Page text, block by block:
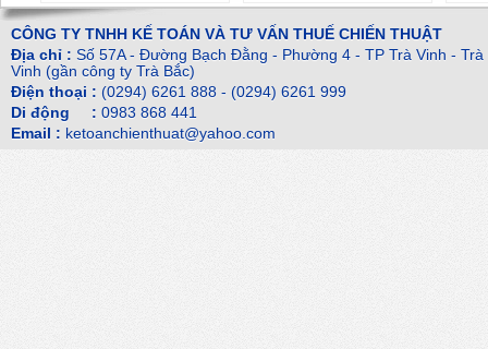
CÔNG TY TNHH KẾ TOÁN VÀ TƯ VẤN THUẾ CHIẾN THUẬT
Địa chỉ : Số 57A - Đường Bạch Đằng - Phường 4 - TP Trà Vinh - Trà
Vinh (gần công ty Trà Bắc)
Điện thoại : (0294) 6261 888 - (0294) 6261 999
Di động : 0983 868 441
Email : ketoanchienthuat@yahoo.com